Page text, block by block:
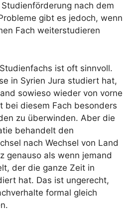
nach dem
gibt es jedoch, wenn
Fach weiterstudieren
ist oft sinnvoll.
in Syrien Jura studiert hat,
sowieso wieder von vorne
bei diesem Fach besonders
zu überwinden. Aber die
behandelt den
nach Wechsel von Land
genauso als wenn jemand
der die ganze Zeit in
hat. Das ist ungerecht,
formal gleich